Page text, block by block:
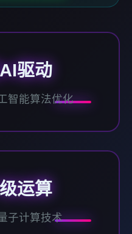
驱动
智能算法优化
运算
子计算技术